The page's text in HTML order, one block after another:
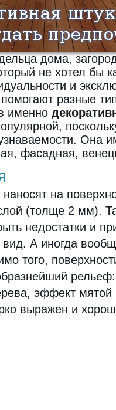
дома,
не хотел бы
и
разные
именно
Она
фасадная,
на
(толще 2 мм).
недостатки и
А иногда
того,
эффект мятой
выражен и